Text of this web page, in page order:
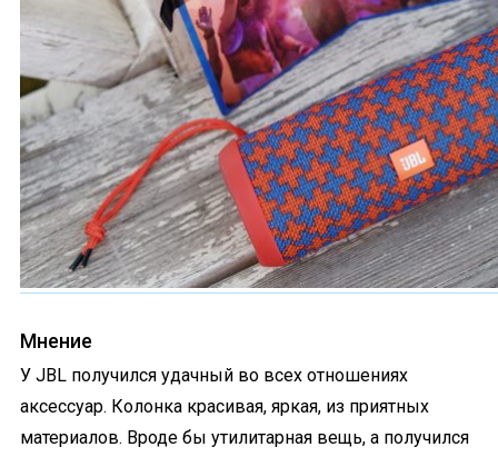
Мнение
У JBL получился удачный во всех отношениях
аксессуар. Колонка красивая, яркая, из приятных
материалов. Вроде бы утилитарная вещь, а получился